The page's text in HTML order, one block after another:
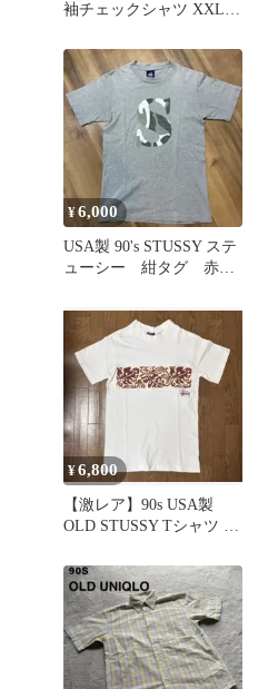
袖チェックシャツ XXL
¥6,000
USA製 90's STUSSY ステ
ューシー 紺タグ 赤青
¥6,800
【激レア】90s USA製
OLD STUSSY Tシャツ 紺